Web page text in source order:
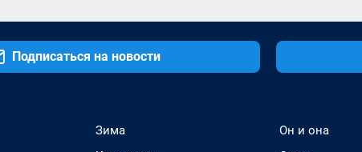
Подписаться на новости
Зима
Он и она